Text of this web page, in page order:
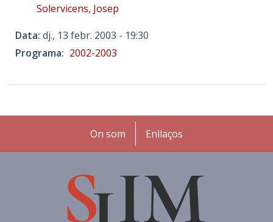
Solervicens, Josep
Data dj., 13 febr. 2003 - 19:30
Programa
2002-2003
Peu
On som Enllaços